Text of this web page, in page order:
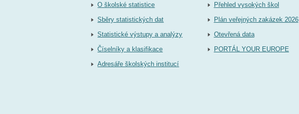
O školské statistice
Sběry statistických dat
Statistické výstupy a analýzy
Číselníky a klasifikace
Adresáře školských institucí
Přehled vysokých škol
Plán veřejných zakázek 2026
Otevřená data
PORTÁL YOUR EUROPE